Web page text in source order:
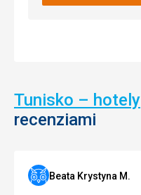
môžete
taktiež
navštíviť
ktoré
Nenáročné
stavby
Mestá /
Námestie
Tunisko – hotely
recenziami
Beata Krystyna M.